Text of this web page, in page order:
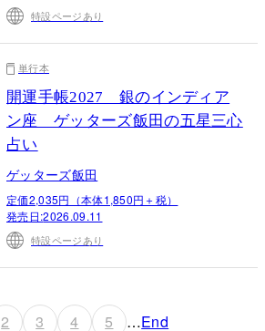
特設ページあり
単行本
開運手帳2027 銀のインディア
ン座 ゲッターズ飯田の五星三心
占い
ゲッターズ飯田
定価2,035円（本体1,850円＋税）
発売日:2026.09.11
特設ページあり
2 3 4 5 …End